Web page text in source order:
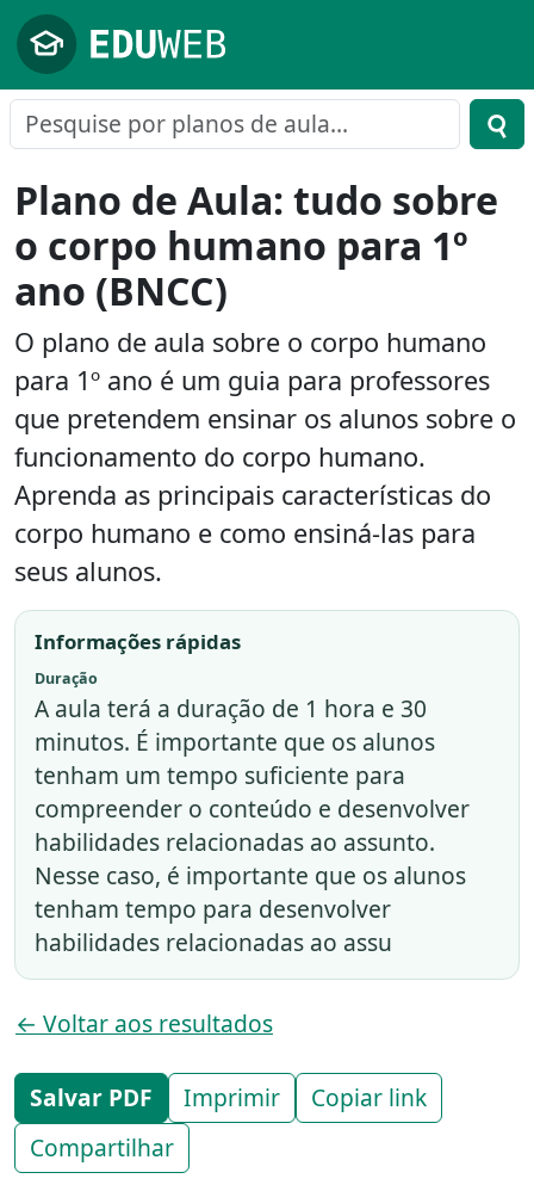
Pular para o conteúdo principal
Plano de Aula: tudo sobre
o corpo humano para 1º
ano (BNCC)
O plano de aula sobre o corpo humano
para 1º ano é um guia para professores
que pretendem ensinar os alunos sobre o
funcionamento do corpo humano.
Aprenda as principais características do
corpo humano e como ensiná-las para
seus alunos.
Informações rápidas
Duração
A aula terá a duração de 1 hora e 30
minutos. É importante que os alunos
tenham um tempo suficiente para
compreender o conteúdo e desenvolver
habilidades relacionadas ao assunto.
Nesse caso, é importante que os alunos
tenham tempo para desenvolver
habilidades relacionadas ao assu
← Voltar aos resultados
Salvar PDF Imprimir
Copiar link
Compartilhar